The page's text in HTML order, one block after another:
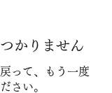
かりません
って、もう一度
さい。